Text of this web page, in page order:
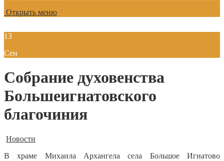
Открыть меню
13
Сен
Собрание духовенства
Большеигнатовского
благочиния
Новости
В храме Михаила Архангела села Большое Игнатово